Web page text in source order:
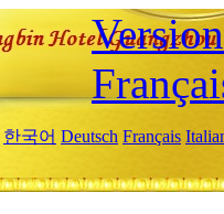
한국어 Deutsch Français